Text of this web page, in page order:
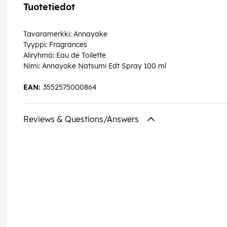
Tuotetiedot
Tavaramerkki: Annayake
Tyyppi: Fragrances
Aliryhmä: Eau de Toilette
Nimi: Annayake Natsumi Edt Spray 100 ml
3552575000864
EAN:
Reviews & Questions/Answers